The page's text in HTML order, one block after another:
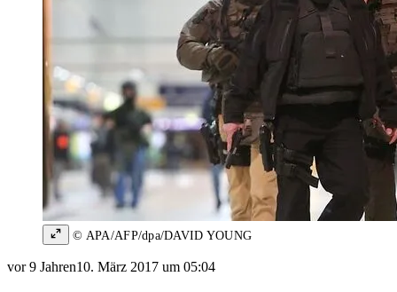
© APA/AFP/dpa/DAVID YOUNG
vor 9 Jahren10. März 2017 um 05:04